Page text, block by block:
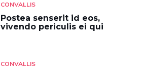
CONVALLIS
Postea senserit id eos,
vivendo periculis ei qui
CONVALLIS